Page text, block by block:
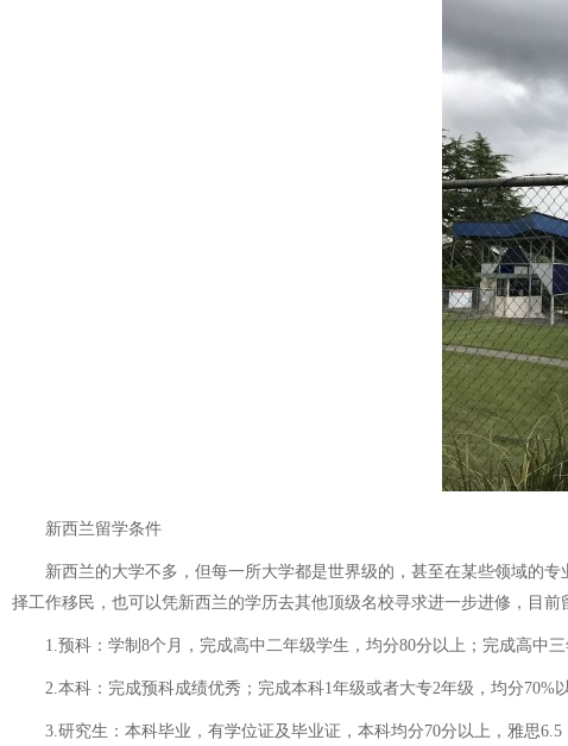
新西兰留学条件
新西兰的大学不多，但每一所大学都是世界级的，甚至在某些领域的专
择工作移民，也可以凭新西兰的学历去其他顶级名校寻求进一步进修，目前
1.预科：学制8个月，完成高中二年级学生，均分80分以上；完成高中三
2.本科：完成预科成绩优秀；完成本科1年级或者大专2年级，均分70%
3.研究生：本科毕业，有学位证及毕业证，本科均分70分以上，雅思6.5